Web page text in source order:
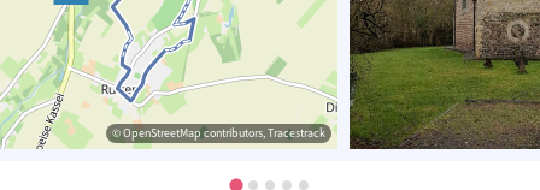
© OpenStreetMap contributors, Tracestrack